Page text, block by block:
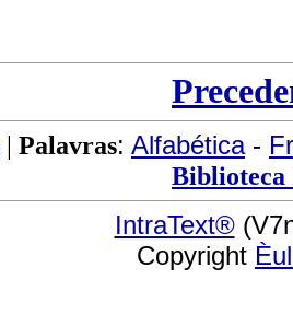
| Palavras: Alfabética-
IntraText®
Copyright